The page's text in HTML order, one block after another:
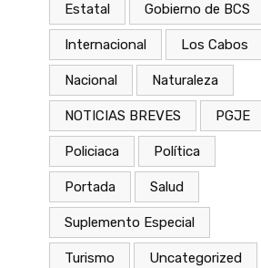
Estatal Gobierno de BCS
Internacional Los Cabos
Nacional Naturaleza
NOTICIAS BREVES PGJE
Policiaca Política
Portada Salud
Suplemento Especial
Turismo Uncategorized